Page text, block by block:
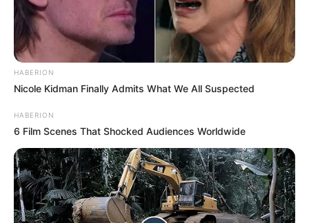
HABERION
Nicole Kidman Finally Admits What We All Suspected
HABERION
6 Film Scenes That Shocked Audiences Worldwide